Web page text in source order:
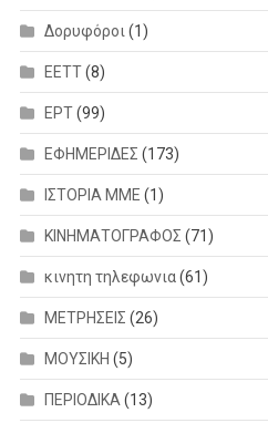
Δορυφόροι (1)
ΕΕΤΤ(8)
ΕΡΤ(99)
ΕΦΗΜΕΡΙΔΕΣ (173)
ΙΣΤΟΡΙΑ ΜΜΕ (1)
ΚΙΝΗΜΑΤΟΓΡΑΦΟΣ (71)
κινητη τηλεφωνια(61)
ΜΕΤΡΗΣΕΙΣ (26)
ΜΟΥΣΙΚΗ (5)
ΠΕΡΙΟΔΙΚΑ (13)